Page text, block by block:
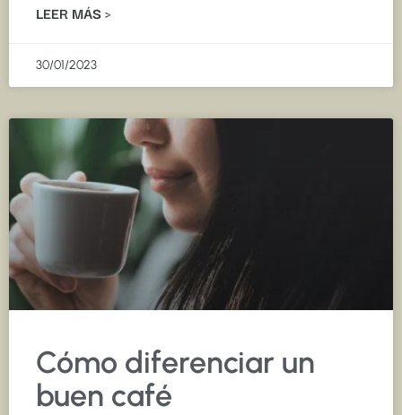
LEER MÁS >
30/01/2023
Cómo diferenciar un
buen café